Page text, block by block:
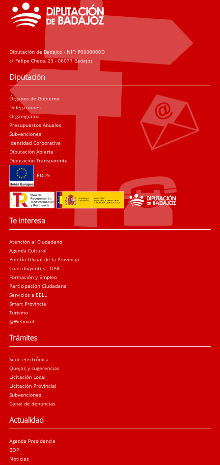
Diputación de Badajoz - NIF: P0600000D
c/ Felipe Checa, 23 - 06071 Badajoz
Diputación
Órganos de Gobierno
Delegaciones
Organigrama
Presupuestos Anuales
Subvenciones
Identidad Corporativa
Diputación Abierta
Diputación Transparente
EDUSI
Te interesa
Atención al Ciudadano
Agenda Cultural
Boletín Oficial de la Provincia
Contribuyentes - OAR
Formación y Empleo
Participación Ciudadana
Servicios a EELL
Smart Provincia
Turismo
@Webmail
Trámites
Sede electrónica
Quejas y sugerencias
Licitación Local
Licitación Provincial
Subvenciones
Canal de denuncias
Actualidad
Agenda Presidencia
BOP
Noticias